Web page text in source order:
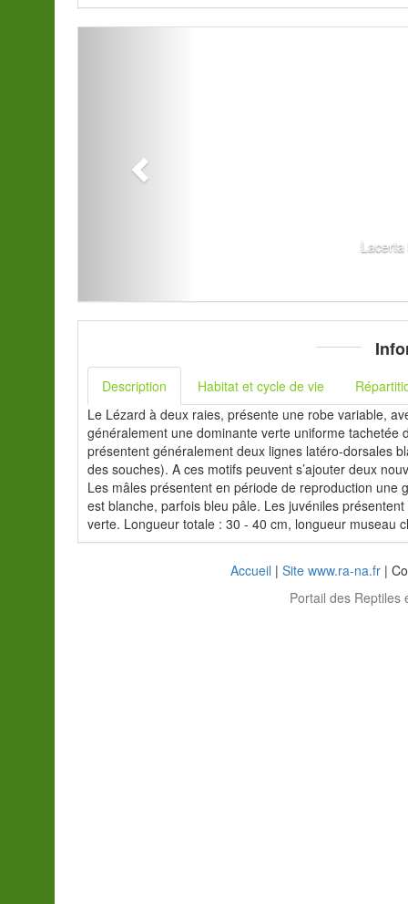
Description Habitat et cycle de vie
Le Lézard à deux raies, présente une robe variable,
généralement une dominante verte uniforme
présentent généralement deux lignes latéro-dorsales
des souches). A ces motifs peuvent s’ajouter deux
Les mâles présentent en période de reproduction une
est blanche, parfois bleu pâle. Les juvéniles
verte. Longueur totale : 30 - 40 cm, longueur museau
Accueil | Site www.ra-na.fr |
Portail des Reptiles